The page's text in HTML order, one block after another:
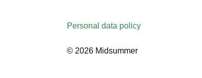
Personal data policy
© 2026 Midsummer